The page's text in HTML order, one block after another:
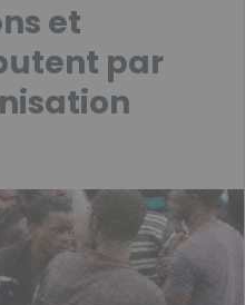
et
par